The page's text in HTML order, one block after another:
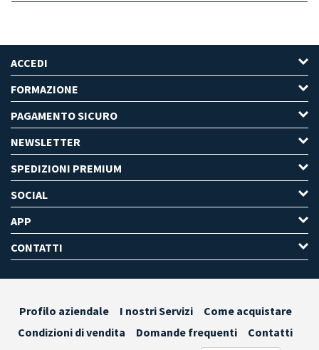
ACCEDI
FORMAZIONE
PAGAMENTO SICURO
NEWSLETTER
SPEDIZIONI PREMIUM
SOCIAL
APP
CONTATTI
Profilo aziendale I nostri Servizi
Come acquistare
Condizioni di vendita
Domande frequenti
Contatti